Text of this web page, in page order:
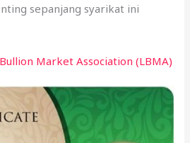
sepanjang syarikat ini
Market Association (LBMA)